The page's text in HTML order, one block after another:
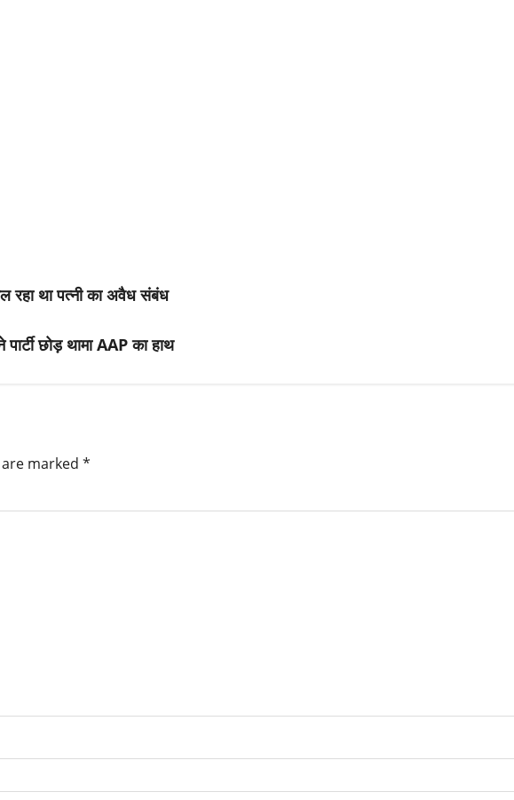
रहा था पत्नी का अवैध संबंध
छोड़ थामा AAP का हाथ
marked *